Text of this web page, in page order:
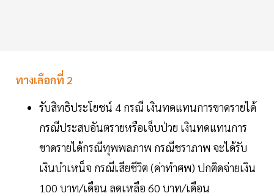
ทางเลือกที่ 2
รับสิทธิประโยชน์ 4 กรณี เงินทดแทนการขาดรายได้
กรณีประสบอันตรายหรือเจ็บป่วย เงินทดแทนการ
ขาดรายได้กรณีทุพพลภาพ กรณีชราภาพ จะได้รับ
เงินบำเหน็จ กรณีเสียชีวิต (ค่าทำศพ) ปกติดจ่ายเงิน
100 บาท/เดือน ลดเหลือ 60 บาท/เดือน